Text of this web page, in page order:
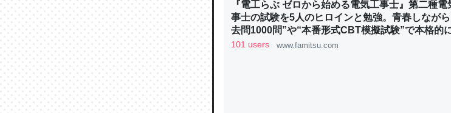
─ニュース :: 【研究発表】昆虫学の大問題＝「昆虫はなぜ海に
論文では「淡水はカルシウムも酸素も不足してて両方
は」とあって面白い。海にいる鋏角類（カブトガニ・
『電工らぶ ゼロから始める電気工事士』第二種電
事士の試験を5人のヒロインと勉強。青春しなが
去問1000問”や“本番形式CBT模擬試験”で本格的
べるノベルゲーム | ゲーム・エンタメ最新情報のフ
101 users www.famitsu.com